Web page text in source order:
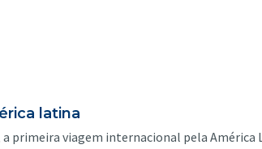
latina
primeira viagem internacional pela América